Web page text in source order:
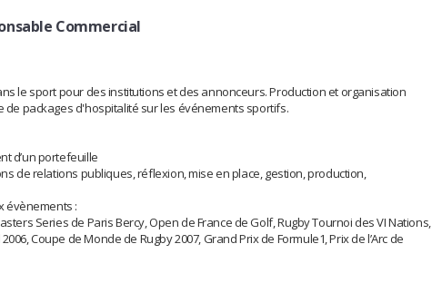
Commercial
le sport pour des institutions et des annonceurs. Production et organisation
de packages d'hospitalité sur les événements sportifs.
d’un portefeuille
de relations publiques, réflexion, mise en place, gestion, production,
évènements :
Series de Paris Bercy, Open de France de Golf, Rugby Tournoi des VI Nations,
Coupe de Monde de Rugby 2007, Grand Prix de Formule1, Prix de l’Arc de